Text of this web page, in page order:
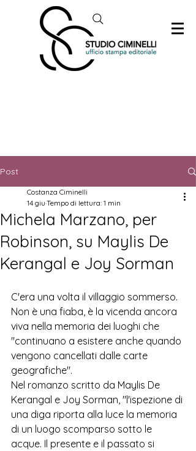
Post
Michela Marzano, per
Robinson, su Maylis De
Kerangal e Joy Sorman
Costanza Ciminelli
14 giu Tempo di lettura: 1 min
C'era una volta il villaggio sommerso.
Non è una fiaba, è la vicenda ancora
viva nella memoria dei luoghi che
"continuano a esistere anche quando
vengono cancellati dalle carte
geografiche".
Nel romanzo scritto da Maylis De
Kerangal e Joy Sorman, "l'ispezione di
una diga riporta alla luce la memoria
di un luogo scomparso sotto le
acque. Il presente e il passato si